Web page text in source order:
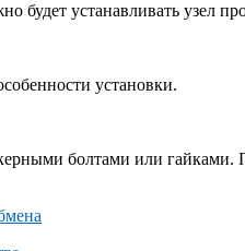
устанавливать узел
установки.
болтами или